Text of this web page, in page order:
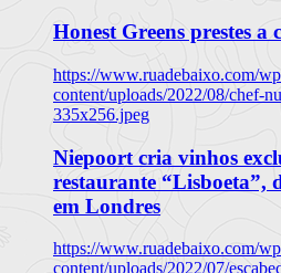
Honest Greens prestes a
https://www.ruadebaixo.com/
content/uploads/2022/08/chef-
335x256.jpeg
Niepoort cria vinhos
restaurante “Lisboeta”,
em Londres
https://www.ruadebaixo.com/
content/uploads/2022/07/